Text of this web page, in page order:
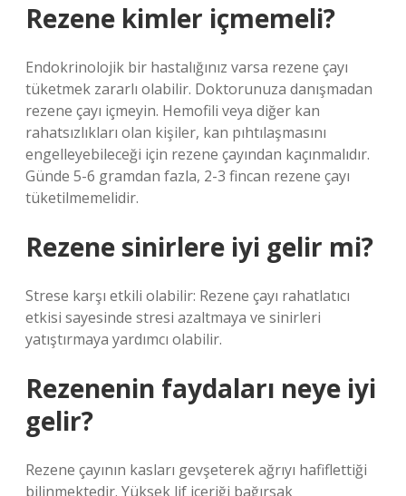
Rezene kimler içmemeli?
Endokrinolojik bir hastalığınız varsa rezene çayı
tüketmek zararlı olabilir. Doktorunuza danışmadan
rezene çayı içmeyin. Hemofili veya diğer kan
rahatsızlıkları olan kişiler, kan pıhtılaşmasını
engelleyebileceği için rezene çayından kaçınmalıdır.
Günde 5-6 gramdan fazla, 2-3 fincan rezene çayı
tüketilmemelidir.
Rezene sinirlere iyi gelir mi?
Strese karşı etkili olabilir: Rezene çayı rahatlatıcı
etkisi sayesinde stresi azaltmaya ve sinirleri
yatıştırmaya yardımcı olabilir.
Rezenenin faydaları neye iyi
gelir?
Rezene çayının kasları gevşeterek ağrıyı hafiflettiği
bilinmektedir. Yüksek lif içeriği bağırsak